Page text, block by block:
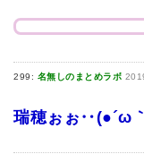
299: 名無しのまとめラボ
瑞穂ぉぉ‥(●´ω